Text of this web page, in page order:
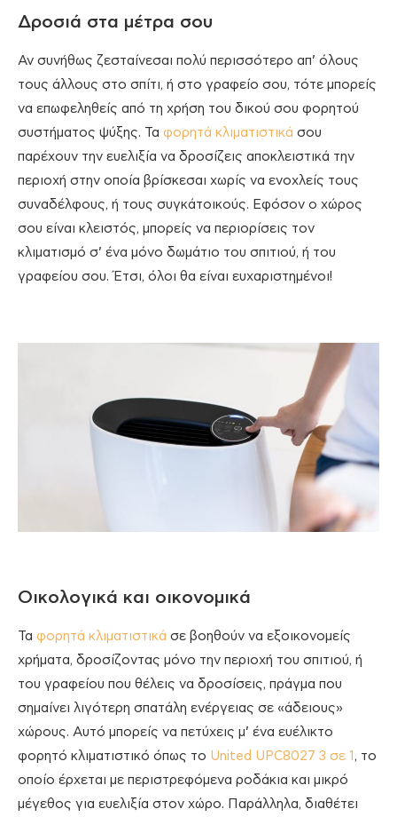
Δροσιά στα μέτρα σου
Αν συνήθως ζεσταίνεσαι πολύ περισσότερο απ’ όλους
τους άλλους στο σπίτι, ή στο γραφείο σου, τότε μπορείς
να επωφεληθείς από τη χρήση του δικού σου φορητού
συστήματος ψύξης. Τα φορητά κλιματιστικά σου
παρέχουν την ευελιξία να δροσίζεις αποκλειστικά την
περιοχή στην οποία βρίσκεσαι χωρίς να ενοχλείς τους
συναδέλφους, ή τους συγκάτοικούς. Εφόσον ο χώρος
σου είναι κλειστός, μπορείς να περιορίσεις τον
κλιματισμό σ’ ένα μόνο δωμάτιο του σπιτιού, ή του
γραφείου σου. Έτσι, όλοι θα είναι ευχαριστημένοι!
Οικολογικά και οικονομικά
Τα φορητά κλιματιστικά σε βοηθούν να εξοικονομείς
χρήματα, δροσίζοντας μόνο την περιοχή του σπιτιού, ή
του γραφείου που θέλεις να δροσίσεις, πράγμα που
σημαίνει λιγότερη σπατάλη ενέργειας σε «άδειους»
χώρους. Αυτό μπορείς να πετύχεις μ’ ένα ευέλικτο
φορητό κλιματιστικό όπως το United UPC8027 3 σε 1 , το
οποίο έρχεται με περιστρεφόμενα ροδάκια και μικρό
μέγεθος για ευελιξία στον χώρο. Παράλληλα, διαθέτει